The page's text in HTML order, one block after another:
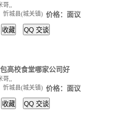
哥,,
忻城县(城关镇) 价格：面议
收藏 QQ 交谈
高校食堂哪家公司好
哥,,
忻城县(城关镇) 价格：面议
收藏 QQ 交谈